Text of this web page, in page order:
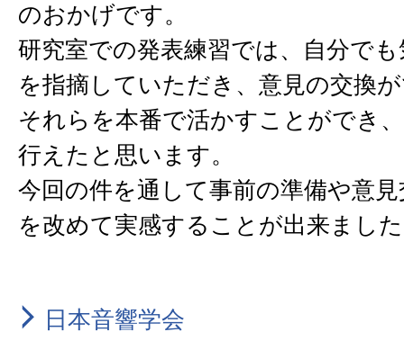
のおかげです。
研究室での発表練習では、自分で
を指摘していただき、意見の交換
それらを本番で活かすことができ
行えたと思います。
今回の件を通して事前の準備や意
を改めて実感することが出来まし
日本音響学会